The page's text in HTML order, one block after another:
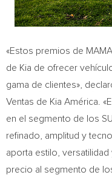
«Estos premios de
de Kia de ofrecer
gama de clientes»,
Ventas de Kia América.
en el segmento de los
refinado, amplitud y
aporta estilo,
precio al segmento de